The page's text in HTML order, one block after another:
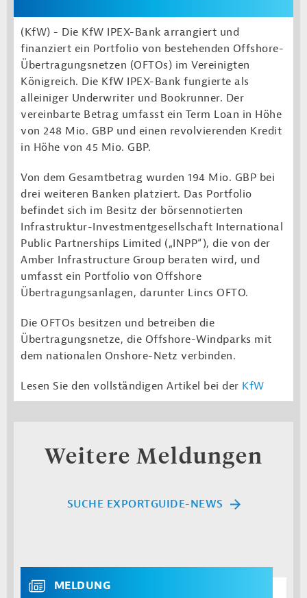
(KfW) - Die KfW IPEX-Bank arrangiert und
finanziert ein Portfolio von bestehenden Offshore-
Übertragungs­netzen (OFTOs) im Vereinigten
Königreich. Die KfW IPEX-Bank fungierte als
alleiniger Underwriter und Bookrunner. Der
vereinbarte Betrag umfasst ein Term Loan in Höhe
von 248 Mio. GBP und einen revolvierenden Kredit
in Höhe von 45 Mio. GBP.
Von dem Gesamtbetrag wurden 194 Mio. GBP bei
drei weiteren Banken platziert. Das Portfolio
befindet sich im Besitz der börsennotierten
Infrastruktur-Investmentgesellschaft International
Public Partnerships Limited („INPP“), die von der
Amber Infrastructure Group beraten wird, und
umfasst ein Portfolio von Offshore
Übertragungsanlagen, darunter Lincs OFTO.
Die OFTOs besitzen und betreiben die
Übertragungsnetze, die Offshore-Windparks mit
dem nationalen Onshore-Netz verbinden.
Lesen Sie den vollständigen Artikel bei der KfW
Weitere Meldungen
SUCHE EXPORTGUIDE-NEWS
MELDUNG